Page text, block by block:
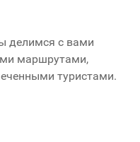
делимся с вами
маршрутами,
туристами.